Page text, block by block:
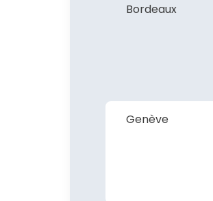
Bordeaux
Genève